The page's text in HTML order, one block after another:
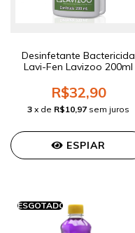
Desinfetante Bactericida
Lavi-Fen Lavizoo 200ml
R$32,90
3 x de R$10,97 sem juros
ESPIAR
ESGOTADO